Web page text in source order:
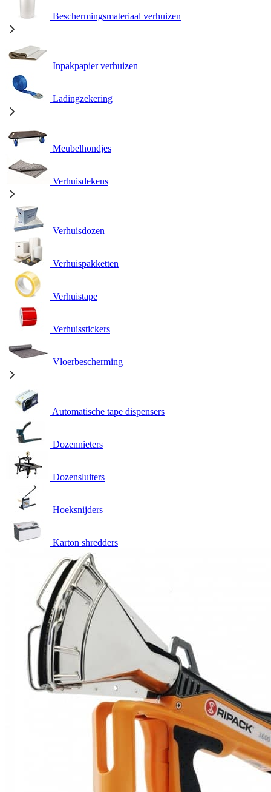
Beschermingsmateriaal verhuizen
Inpakpapier verhuizen
Ladingzekering
Meubelhondjes
Verhuisdekens
Verhuisdozen
Verhuispakketten
Verhuistape
Verhuisstickers
Vloerbescherming
Automatische tape dispensers
Dozennieters
Dozensluiters
Hoeksnijders
Karton shredders